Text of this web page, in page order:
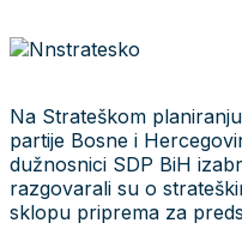
Na Strateškom
partije Bosne i
dužnosnici SDP BiH
razgovarali su o
sklopu priprema za